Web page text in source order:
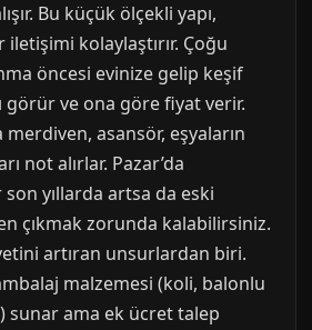
Bu küçük ölçekli yapı,
kolaylaştırır. Çoğu
öncesi evinize gelip keşif
görür ve ona göre fiyat verir.
merdiven, asansör, eşyaların
not alırlar. Pazar’da
yıllarda artsa da eski
çıkmak zorunda kalabilirsiniz.
artıran unsurlardan biri.
malzemesi (koli, balonlu
sunar ama ek ücret talep